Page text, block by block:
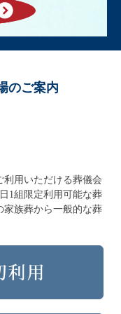
のご案内
用いただける葬儀会
1組限定利用可能な葬
家族葬から一般的な葬